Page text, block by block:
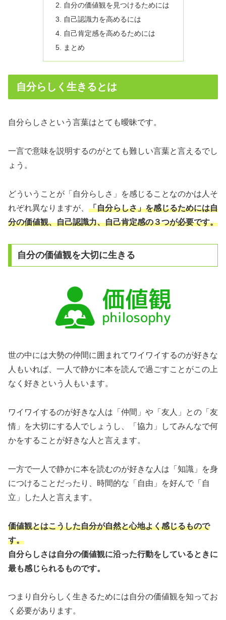
自分の価値観を見つけるためには
自己認識力を高めるには
自己肯定感を高めるためには
まとめ
自分らしく生きるとは
自分らしさという言葉はとても曖昧です。
一言で意味を説明するのがとても難しい言葉と言えるでし
ょう。
どういうことが「自分らしさ」を感じることなのかは人そ
れぞれ異なりますが、 「自分らしさ」を感じるためには自
分の価値観、自己認識力、自己肯定感の３つが必要です。
自分の価値観を大切に生きる
世の中には大勢の仲間に囲まれてワイワイするのが好きな
人もいれば、一人で静かに本を読んで過ごすことがこの上
なく好きという人もいます。
ワイワイするのが好きな人は「仲間」や「友人」との「友
情」を大切にする人でしょうし、「協力」してみんなで何
かをすることが好きな人と言えます。
一方で一人で静かに本を読むのが好きな人は「知識」を身
につけることだったり、時間的な「自由」を好んで「自
立」した人と言えます。
価値観とはこうした自分が自然と心地よく感じるもので
す。
自分らしさは自分の価値観に沿った行動をしているときに
最も感じられるものです。
つまり自分らしく生きるためには自分の価値観を知ってお
く必要があります。